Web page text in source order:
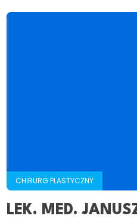
CHIRURG PLASTYCZNY
LEK. MED.